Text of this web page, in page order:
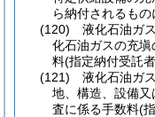
ら納付されるもの
(120)
液化石油ガ
化石油ガスの充
料(指定納付受託
(121)
液化石油ガ
地、構造、設備
査に係る手数料(